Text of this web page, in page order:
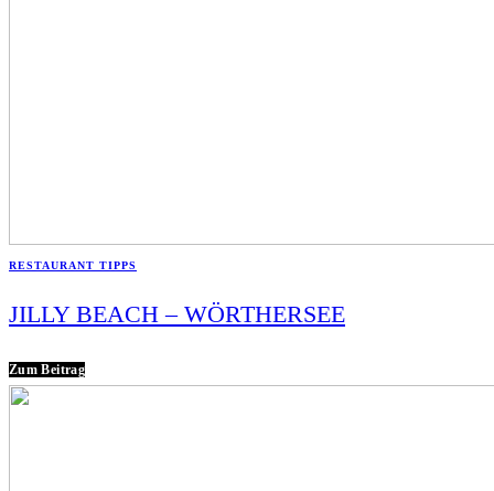
RESTAURANT TIPPS
JILLY BEACH – WÖRTHERSEE
Zum Beitrag